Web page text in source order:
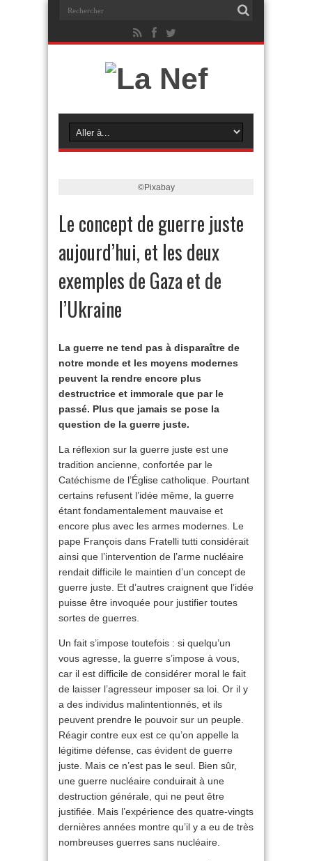
©Pixabay
Le concept de guerre juste
aujourd’hui, et les deux
exemples de Gaza et de
l’Ukraine
La guerre ne tend pas à disparaître de
notre monde et les moyens modernes
peuvent la rendre encore plus
destructrice et immorale que par le
passé. Plus que jamais se pose la
question de la guerre juste.
La réflexion sur la guerre juste est une
tradition ancienne, confortée par le
Catéchisme de l’Église catholique. Pourtant
certains refusent l’idée même, la guerre
étant fondamentalement mauvaise et
encore plus avec les armes modernes. Le
pape François dans Fratelli tutti considérait
ainsi que l’intervention de l’arme nucléaire
rendait difficile le maintien d’un concept de
guerre juste. Et d’autres craignent que l’idée
puisse être invoquée pour justifier toutes
sortes de guerres.
Un fait s’impose toutefois : si quelqu’un
vous agresse, la guerre s’impose à vous,
car il est difficile de considérer moral le fait
de laisser l’agresseur imposer sa loi. Or il y
a des individus malintentionnés, et ils
peuvent prendre le pouvoir sur un peuple.
Réagir contre eux est ce qu’on appelle la
légitime défense, cas évident de guerre
juste. Mais ce n’est pas le seul. Bien sûr,
une guerre nucléaire conduirait à une
destruction générale, qui ne peut être
justifiée. Mais l’expérience des quatre-vingts
dernières années montre qu’il y a eu de très
nombreuses guerres sans nucléaire.